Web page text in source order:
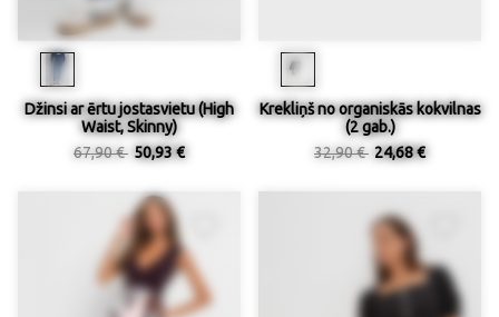
Džinsi ar ērtu jostasvietu (High
Waist, Skinny)
67,90 € 50,93 €
Krekliņš no organiskās kokvilnas
(2 gab.)
32,90 € 24,68 €